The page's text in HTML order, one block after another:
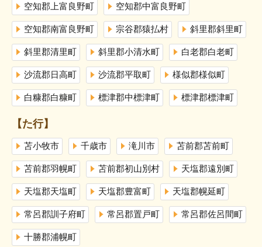
空知郡上富良野町 空知郡中富良野町
空知郡南富良野町 宗谷郡猿払村 斜里郡斜里町
斜里郡清里町 斜里郡小清水町 白老郡白老町
沙流郡日高町 沙流郡平取町 様似郡様似町
白糠郡白糠町 標津郡中標津町 標津郡標津町
【た行】
苫小牧市 千歳市 滝川市 苫前郡苫前町
苫前郡羽幌町 苫前郡初山別村 天塩郡遠別町
天塩郡天塩町 天塩郡豊富町 天塩郡幌延町
常呂郡訓子府町 常呂郡置戸町 常呂郡佐呂間町
十勝郡浦幌町